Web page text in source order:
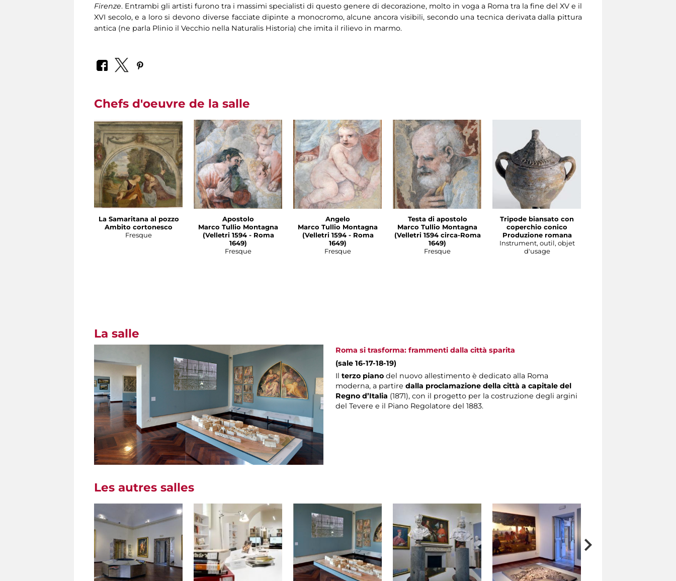
Firenze. Entrambi gli artisti furono tra i massimi specialisti di questo genere di decorazione, molto in voga a Roma tra la fine del XV e il
XVI secolo, e a loro si devono diverse facciate dipinte a monocromo, alcune ancora visibili, secondo una tecnica derivata dalla pittura
antica (ne parla Plinio il Vecchio nella Naturalis Historia) che imita il rilievo in marmo.
Chefs d'oeuvre de la salle
La Samaritana al pozzo
Ambito cortonesco
Fresque
Apostolo
Marco Tullio Montagna
(Velletri 1594 - Roma
1649)
Fresque
Angelo
Marco Tullio Montagna
(Velletri 1594 - Roma
1649)
Fresque
Testa di apostolo
Marco Tullio Montagna
(Velletri 1594 circa-Roma
1649)
Fresque
Tripode biansato con
coperchio conico
Produzione romana
Instrument, outil, objet
d'usage
La salle
Roma si trasforma: frammenti dalla città sparita
(sale 16-17-18-19)
Ilterzo piano del nuovo allestimento è dedicato alla Roma
moderna, a partiredalla proclamazione della città a capitale del
Regno d’Italia (1871), con il progetto per la costruzione degli argini
del Tevere e il Piano Regolatore del 1883.
Les autres salles